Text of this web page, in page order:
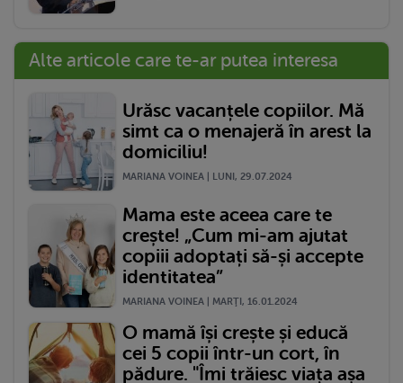
Alte articole care te-ar putea interesa
Urăsc vacanțele copiilor. Mă
simt ca o menajeră în arest la
domiciliu!
MARIANA VOINEA | LUNI, 29.07.2024
Mama este aceea care te
crește! „Cum mi-am ajutat
copiii adoptați să-și accepte
identitatea”
MARIANA VOINEA | MARŢI, 16.01.2024
O mamă își crește și educă
cei 5 copii într-un cort, în
pădure. "Îmi trăiesc viața așa